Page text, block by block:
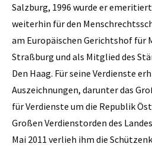
Salzburg, 1996 wurde er
weiterhin für den
am Europäischen Gerichtshof für
Straßburg und als Mitglied des
Den Haag. Für seine Verdienste
Auszeichnungen, darunter das
für Verdienste um die Republik
Großen Verdienstorden des
Mai 2011 verlieh ihm die